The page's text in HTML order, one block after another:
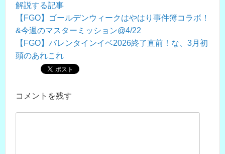
解説する記事
【FGO】ゴールデンウィークはやはり事件簿コラボ！
&今週のマスターミッション@4/22
【FGO】バレンタインイベ2026終了直前！な、3月初
頭のあれこれ
コメントを残す